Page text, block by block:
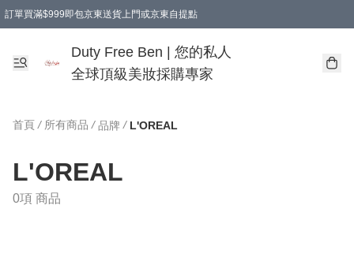
訂單買滿$999即包京東送貨上門或京東自提點
Duty Free Ben | 您的私人
全球頂級美妝採購專家
首頁 / 所有商品 / 品牌 / L'OREAL
L'OREAL
0項 商品